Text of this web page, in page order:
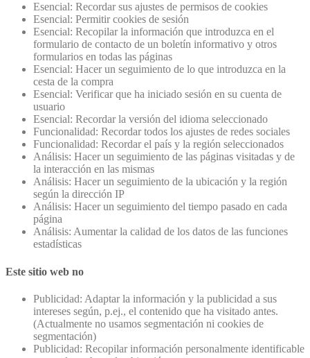
Esencial: Recordar sus ajustes de permisos de cookies
Esencial: Permitir cookies de sesión
Esencial: Recopilar la información que introduzca en el
formulario de contacto de un boletín informativo y otros
formularios en todas las páginas
Esencial: Hacer un seguimiento de lo que introduzca en la
cesta de la compra
Esencial: Verificar que ha iniciado sesión en su cuenta de
usuario
Esencial: Recordar la versión del idioma seleccionado
Funcionalidad: Recordar todos los ajustes de redes sociales
Funcionalidad: Recordar el país y la región seleccionados
Análisis: Hacer un seguimiento de las páginas visitadas y de
la interacción en las mismas
Análisis: Hacer un seguimiento de la ubicación y la región
según la dirección IP
Análisis: Hacer un seguimiento del tiempo pasado en cada
página
Análisis: Aumentar la calidad de los datos de las funciones
estadísticas
Este sitio web no
Publicidad: Adaptar la información y la publicidad a sus
intereses según, p.ej., el contenido que ha visitado antes.
(Actualmente no usamos segmentación ni cookies de
segmentación)
Publicidad: Recopilar información personalmente identificable